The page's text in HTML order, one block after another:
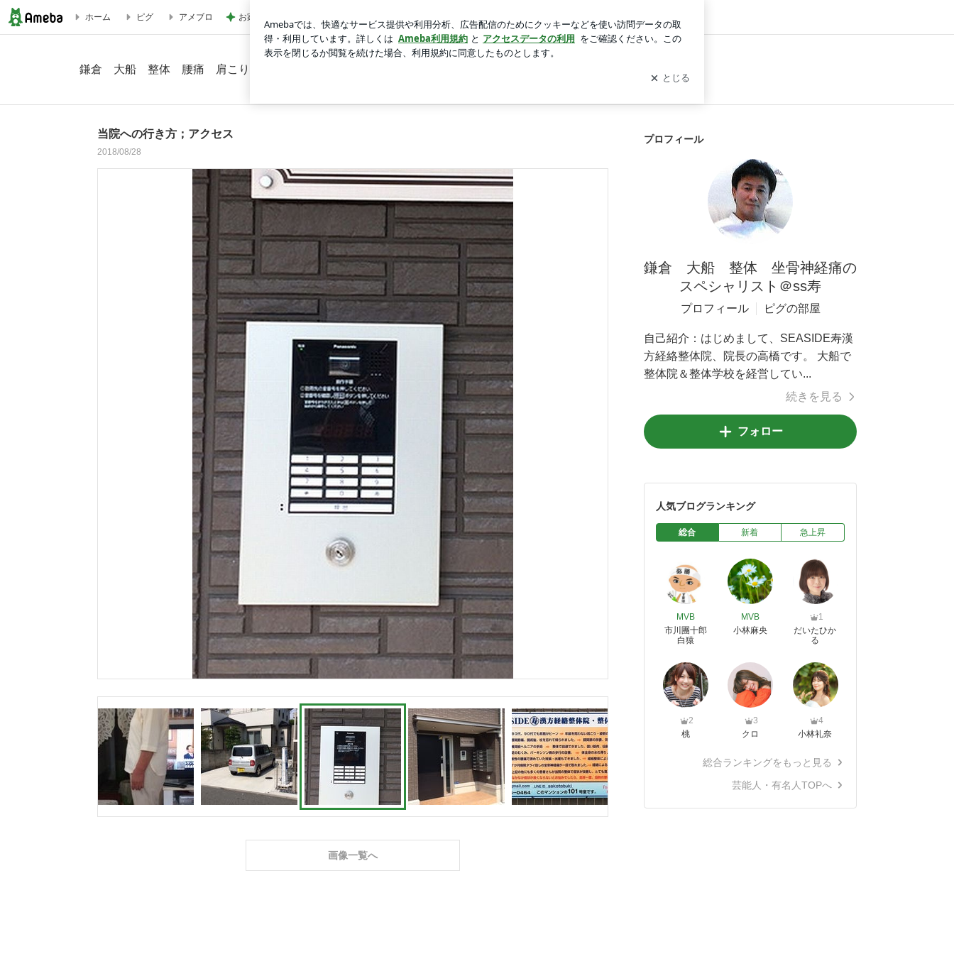
ホーム ピグ アメブロ お家シャンプーでわかる皮膚の状態
鎌倉 大船 整体 腰痛 肩こり 坐骨神経痛の改善＠漢方経絡整体院 寿
当院への行き方；アクセス
2018/08/28
画像一覧へ
プロフィール
鎌倉 大船 整体 坐骨神経痛の
スペシャリスト＠ss寿
プロフィール ピグの部屋
自己紹介： はじめまして、SEASIDE寿漢
方経絡整体院、院長の高橋です。 大船で
整体院＆整体学校を経営してい...
続きを見る
フォロー
人気ブログランキング
総合 新着 急上昇
MVB
市川團十郎
白猿
MVB
小林麻央
1
だいたひか
る
2
桃
3
クロ
4
小林礼奈
総合ランキングをもっと見る
芸能人・有名人TOPへ